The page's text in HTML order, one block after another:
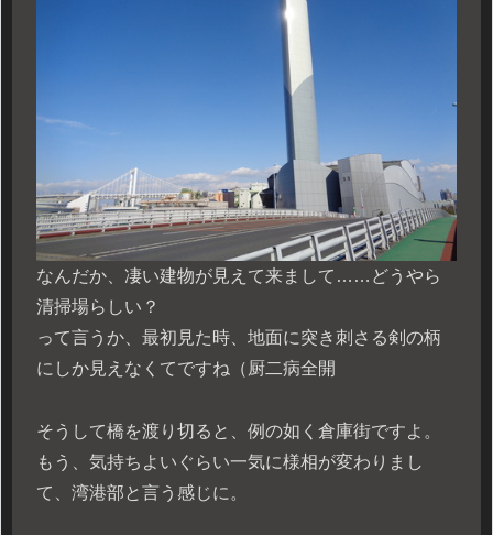
なんだか、凄い建物が見えて来まして……どうやら
清掃場らしい？
って言うか、最初見た時、地面に突き刺さる剣の柄
にしか見えなくてですね（厨二病全開
そうして橋を渡り切ると、例の如く倉庫街ですよ。
もう、気持ちよいぐらい一気に様相が変わりまし
て、湾港部と言う感じに。